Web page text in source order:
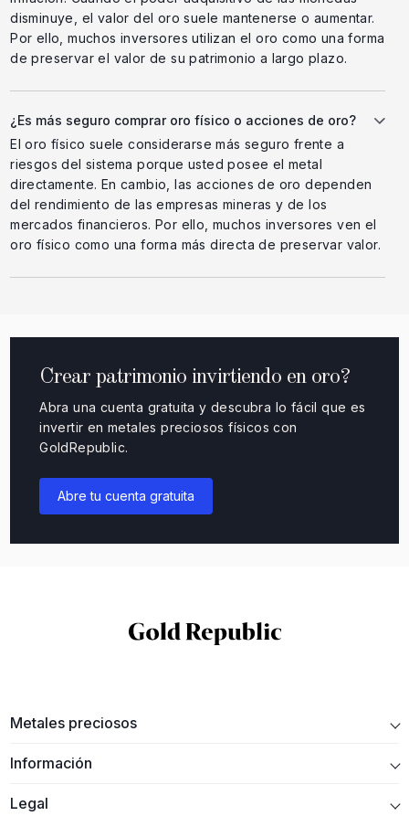
disminuye, el valor del oro suele mantenerse o aumentar.
Por ello, muchos inversores utilizan el oro como una forma
de preservar el valor de su patrimonio a largo plazo.
¿Es más seguro comprar oro físico o acciones de oro?
El oro físico suele considerarse más seguro frente a
riesgos del sistema porque usted posee el metal
directamente. En cambio, las acciones de oro dependen
del rendimiento de las empresas mineras y de los
mercados financieros. Por ello, muchos inversores ven el
oro físico como una forma más directa de preservar valor.
Crear patrimonio invirtiendo en oro?
Abra una cuenta gratuita y descubra lo fácil que es
invertir en metales preciosos físicos con
GoldRepublic.
Abre tu cuenta gratuita
Metales preciosos
Información
Legal